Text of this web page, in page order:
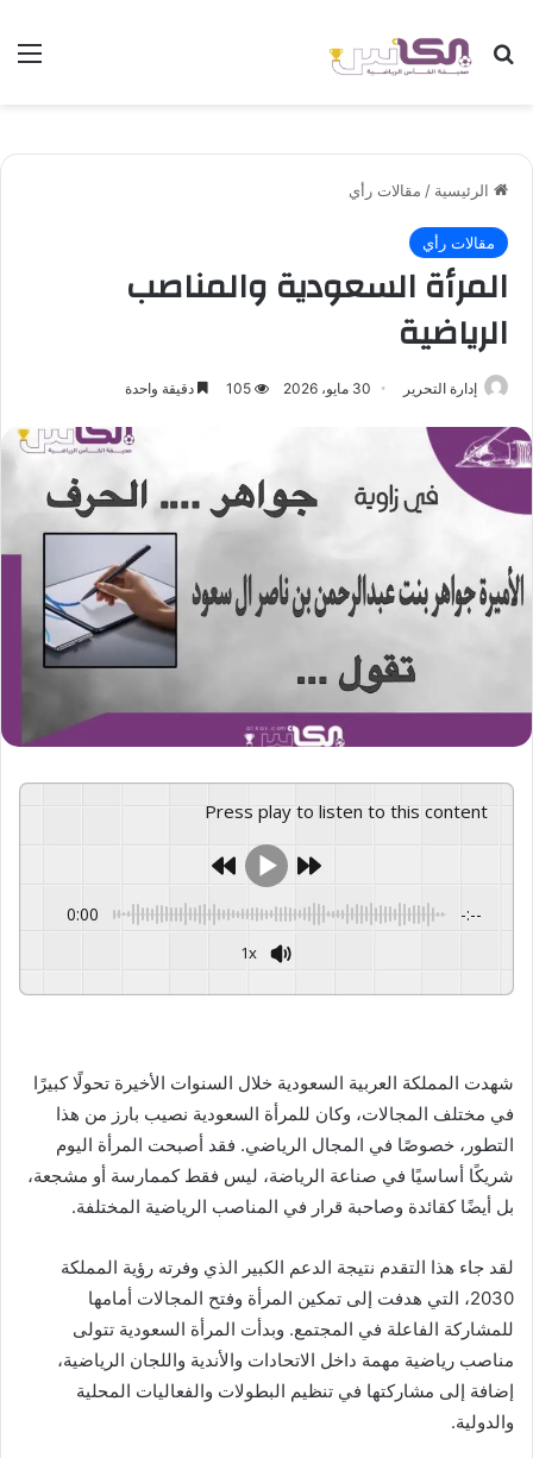
بحث عن
الرئيسية / مقالات رأي
مقالات رأي
المرأة السعودية والمناصب
الرياضية
إدارة التحرير 30 مايو، 2026 105 دقيقة واحدة
Press play to listen to this content
0:00 -:--
1x
Powered By
GSpeech
شهدت المملكة العربية السعودية خلال السنوات الأخيرة تحولًا كبيرًا
في مختلف المجالات، وكان للمرأة السعودية نصيب بارز من هذا
التطور، خصوصًا في المجال الرياضي. فقد أصبحت المرأة اليوم
شريكًا أساسيًا في صناعة الرياضة، ليس فقط كممارسة أو مشجعة،
بل أيضًا كقائدة وصاحبة قرار في المناصب الرياضية المختلفة.
لقد جاء هذا التقدم نتيجة الدعم الكبير الذي وفرته رؤية المملكة
2030، التي هدفت إلى تمكين المرأة وفتح المجالات أمامها
للمشاركة الفاعلة في المجتمع. وبدأت المرأة السعودية تتولى
مناصب رياضية مهمة داخل الاتحادات والأندية واللجان الرياضية،
إضافة إلى مشاركتها في تنظيم البطولات والفعاليات المحلية
والدولية.